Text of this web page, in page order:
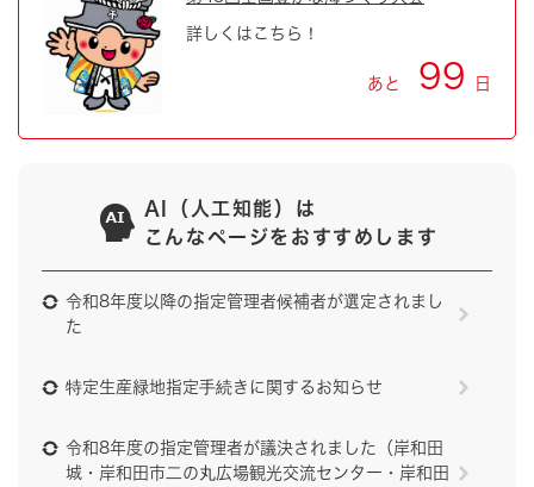
詳しくはこちら！
あと 99 日
AI（人工知能）は
こんなページをおすすめします
令和8年度以降の指定管理者候補者が選定されまし
た
特定生産緑地指定手続きに関するお知らせ
令和8年度の指定管理者が議決されました（岸和田
城・岸和田市二の丸広場観光交流センター・岸和田